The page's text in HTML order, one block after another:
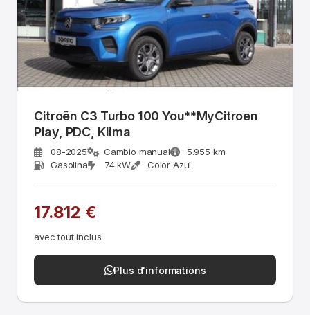
Citroën C3 Turbo 100 You**MyCitroen
Play, PDC, Klima
08-2025 Cambio manual
5.955 km
Gasolina
74 kW Color Azul
17.812 €
avec tout inclus
Plus d'informations